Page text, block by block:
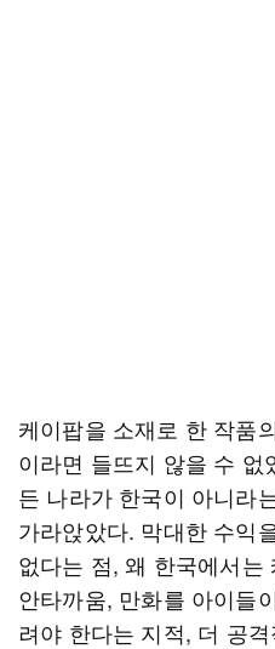
케이팝을 소재로 한 작품
이라면 들뜨지 않을 수
든 나라가 한국이 아니라
가라앉았다. 막대한 수익
없다는 점, 왜 한국에서는
안타까움, 만화를 아이들
려야 한다는 지적, 더 공